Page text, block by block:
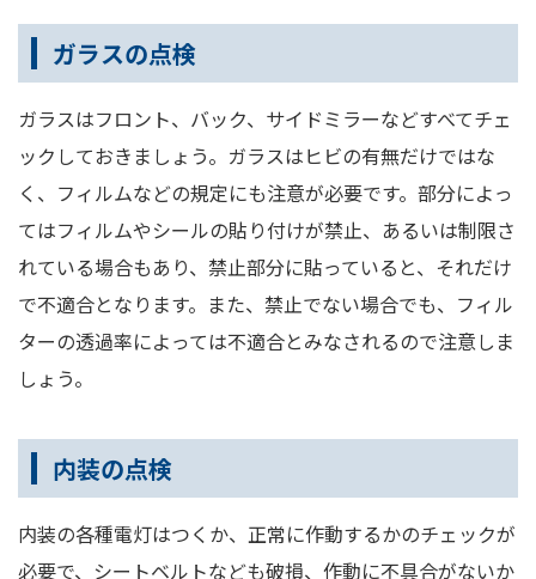
ガラスの点検
ガラスはフロント、バック、サイドミラーなどすべてチェ
ックしておきましょう。ガラスはヒビの有無だけではな
く、フィルムなどの規定にも注意が必要です。部分によっ
てはフィルムやシールの貼り付けが禁止、あるいは制限さ
れている場合もあり、禁止部分に貼っていると、それだけ
で不適合となります。また、禁止でない場合でも、フィル
ターの透過率によっては不適合とみなされるので注意しま
しょう。
内装の点検
内装の各種電灯はつくか、正常に作動するかのチェックが
必要で、シートベルトなども破損、作動に不具合がないか